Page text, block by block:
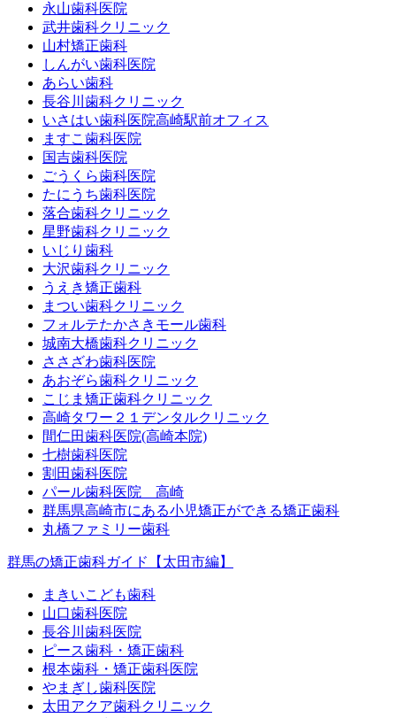
永山歯科医院
武井歯科クリニック
山村矯正歯科
しんがい歯科医院
あらい歯科
長谷川歯科クリニック
いさはい歯科医院高崎駅前オフィス
ますこ歯科医院
国吉歯科医院
ごうくら歯科医院
たにうち歯科医院
落合歯科クリニック
星野歯科クリニック
いじり歯科
大沢歯科クリニック
うえき矯正歯科
まつい歯科クリニック
フォルテたかさきモール歯科
城南大橋歯科クリニック
ささざわ歯科医院
あおぞら歯科クリニック
こじま矯正歯科クリニック
高崎タワー２１デンタルクリニック
間仁田歯科医院(高崎本院)
七樹歯科医院
割田歯科医院
パール歯科医院 高崎
群馬県高崎市にある小児矯正ができる矯正歯科
丸橋ファミリー歯科
群馬の矯正歯科ガイド【太田市編】
まきいこども歯科
山口歯科医院
長谷川歯科医院
ピース歯科・矯正歯科
根本歯科・矯正歯科医院
やまぎし歯科医院
太田アクア歯科クリニック